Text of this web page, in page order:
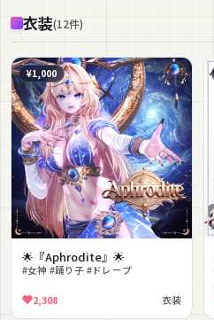
衣装(12件)
¥1,000
🌟『Aphrodite』🌟
#女神 #踊り子 #ドレープ
2,308 衣装